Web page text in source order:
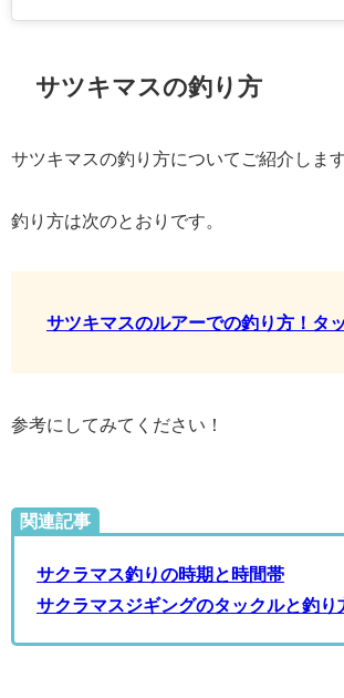
サツキマスの釣り方
サツキマスの釣り方についてご紹介します
釣り方は次のとおりです。
サツキマスのルアーでの釣り方！タ
参考にしてみてください！
関連記事
サクラマス釣りの時期と時間帯
サクラマスジギングのタックルと釣り